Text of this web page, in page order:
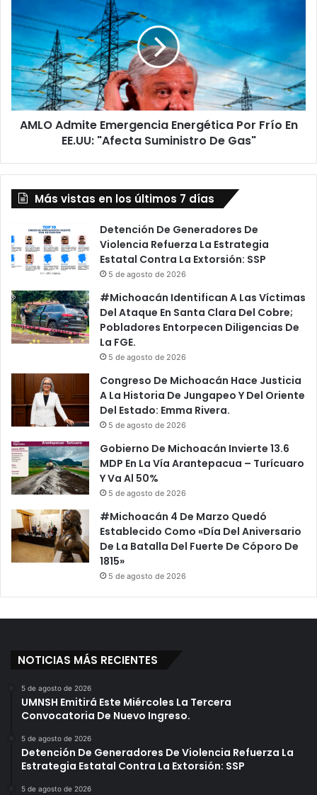
Emergencia
Energética
Por
Frío
En
EE.UU:
"Afecta
Suministro
AMLO Admite Emergencia Energética Por Frío En
EE.UU: "Afecta Suministro De Gas"
Más vistas en los últimos 7 días
Detención De Generadores De
Violencia Refuerza La Estrategia
Estatal Contra La Extorsión: SSP
5 de agosto de 2026
#Michoacán Identifican A Las Víctimas
Del Ataque En Santa Clara Del Cobre;
Pobladores Entorpecen Diligencias De
La FGE.
5 de agosto de 2026
Congreso De Michoacán Hace Justicia
A La Historia De Jungapeo Y Del Oriente
Del Estado: Emma Rivera.
5 de agosto de 2026
Gobierno De Michoacán Invierte 13.6
MDP En La Vía Arantepacua – Turícuaro
Y Va Al 50%
5 de agosto de 2026
#Michoacán 4 De Marzo Quedó
Establecido Como «Día Del Aniversario
De La Batalla Del Fuerte De Cóporo De
1815»
5 de agosto de 2026
NOTICIAS MÁS RECIENTES
5 de agosto de 2026
UMNSH Emitirá Este Miércoles La Tercera
Convocatoria De Nuevo Ingreso.
5 de agosto de 2026
Detención De Generadores De Violencia Refuerza La
Estrategia Estatal Contra La Extorsión: SSP
5 de agosto de 2026